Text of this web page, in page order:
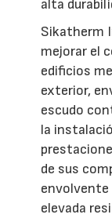
alta
Sikatherm
mejorar el
edificios
exterior,
escudo
la
de sus
envolvente
elevada